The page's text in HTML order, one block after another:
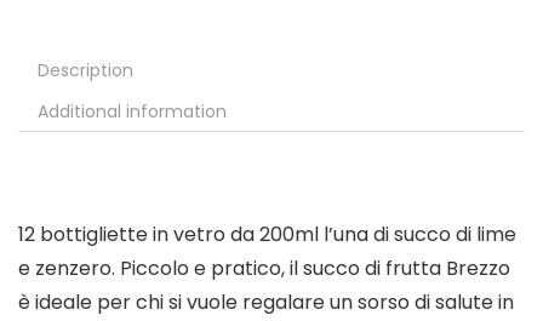
Description
Additional information
12 bottigliette in vetro da 200ml l’una di succo di lime
e zenzero. Piccolo e pratico, il succo di frutta Brezzo
è ideale per chi si vuole regalare un sorso di salute in